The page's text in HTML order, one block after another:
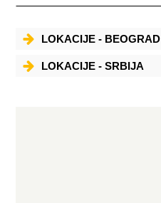
LOKACIJE - BEOGRAD
LOKACIJE - SRBIJA